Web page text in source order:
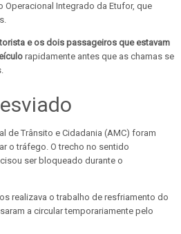
Integrado da Etufor, que
e os dois passageiros que estavam
rapidamente antes que as chamas se
de Trânsito e Cidadania (AMC) foram
o tráfego. O trecho no sentido
ser bloqueado durante o
realizava o trabalho de resfriamento do
a circular temporariamente pelo